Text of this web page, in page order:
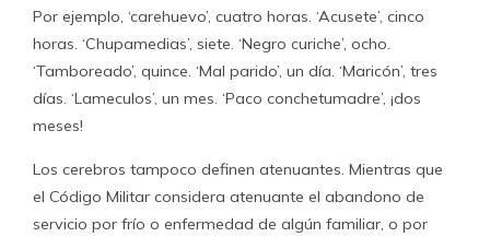
Por ejemplo, ‘carehuevo’, cuatro horas. ‘Acusete’, cinco
horas. ‘Chupamedias’, siete. ‘Negro curiche’, ocho.
‘Tamboreado’, quince. ‘Mal parido’, un día. ‘Maricón’, tres
días. ‘Lameculos’, un mes. ‘Paco conchetumadre’, ¡dos
meses!
Los cerebros tampoco definen atenuantes. Mientras que
el Código Militar considera atenuante el abandono de
servicio por frío o enfermedad de algún familiar, o por